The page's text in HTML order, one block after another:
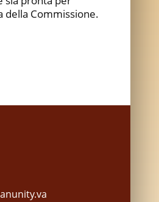
della Commissione.